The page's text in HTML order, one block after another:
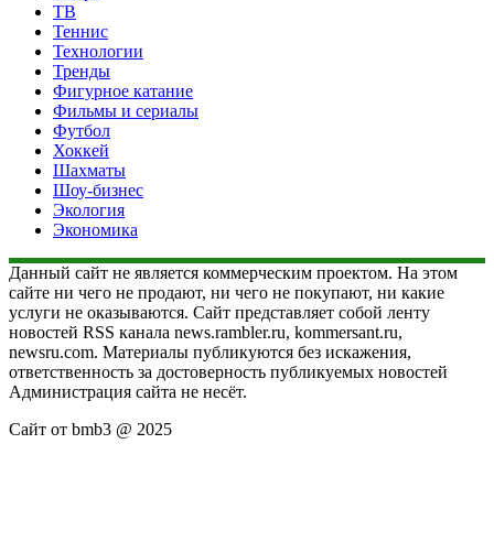
ТВ
Теннис
Технологии
Тренды
Фигурное катание
Фильмы и сериалы
Футбол
Хоккей
Шахматы
Шоу-бизнес
Экология
Экономика
Данный сайт не является коммерческим проектом. На этом
сайте ни чего не продают, ни чего не покупают, ни какие
услуги не оказываются. Сайт представляет собой ленту
новостей RSS канала news.rambler.ru, kommersant.ru,
newsru.com. Материалы публикуются без искажения,
ответственность за достоверность публикуемых новостей
Администрация сайта не несёт.
Сайт от bmb3 @ 2025